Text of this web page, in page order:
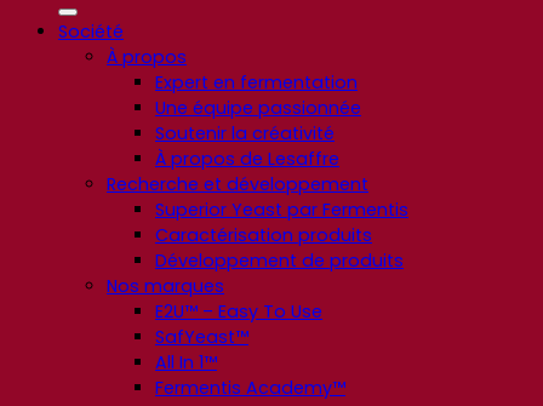
Société
À propos
Expert en fermentation
Une équipe passionnée
Soutenir la créativité
À propos de Lesaffre
Recherche et développement
Superior Yeast par Fermentis
Caractérisation produits
Développement de produits
Nos marques
E2U™ – Easy To Use
SafYeast™
All In 1™
Fermentis Academy™